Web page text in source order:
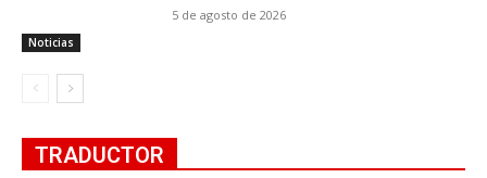
Noticias
5 de agosto de 2026
TRADUCTOR